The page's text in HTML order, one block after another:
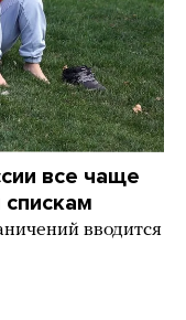
все чаще
вводится